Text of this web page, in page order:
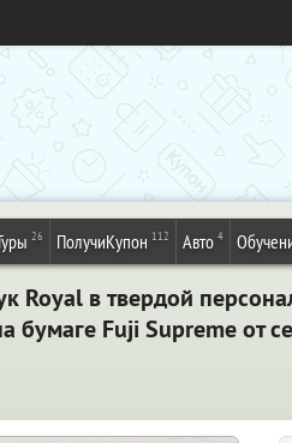
26 ПолучиКупон 112 Авто 4
Royal в твердой
Fuji Supreme от